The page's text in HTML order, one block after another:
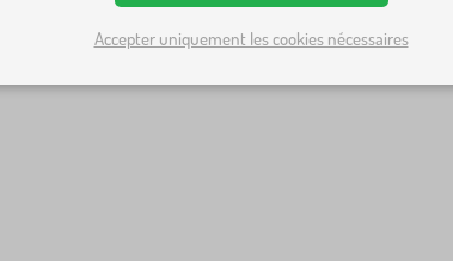
Accepter uniquement les cookies nécessaires